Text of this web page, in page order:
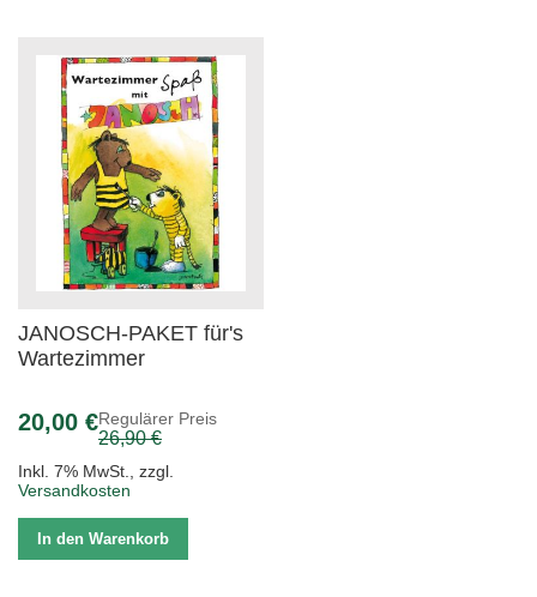
JANOSCH-PAKET für's
Wartezimmer
Sonderpreis
20,00 €Regulärer Preis
26,90 €
Inkl. 7% MwSt.
zzgl.
Versandkosten
In den Warenkorb